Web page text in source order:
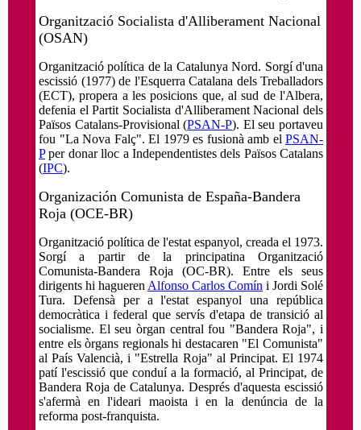
Organització Socialista d'Alliberament Nacional
(OSAN)
Organització política de la Catalunya Nord. Sorgí d'una
escissió (1977) de l'Esquerra Catalana dels Treballadors
(ECT), propera a les posicions que, al sud de l'Albera,
defenia el Partit Socialista d'Alliberament Nacional dels
Països Catalans-Provisional (PSAN-P). El seu portaveu
fou "La Nova Falç". El 1979 es fusionà amb el PSAN-
Pper donar lloc a Independentistes dels Països Catalans
(IPC).
Organización Comunista de España-Bandera
Roja (OCE-BR)
Organització política de l'estat espanyol, creada el 1973.
Sorgí a partir de la principatina Organització
Comunista-Bandera Roja (OC-BR). Entre els seus
dirigents hi hagueren Alfonso Carlos Comín i Jordi Solé
Tura. Defensà per a l'estat espanyol una república
democràtica i federal que servís d'etapa de transició al
socialisme. El seu òrgan central fou "Bandera Roja", i
entre els òrgans regionals hi destacaren "El Comunista"
al País Valencià, i "Estrella Roja" al Principat. El 1974
patí l'escissió que conduí a la formació, al Principat, de
Bandera Roja de Catalunya. Després d'aquesta escissió
s'afermà en l'ideari maoista i en la denúncia de la
reforma post-franquista.